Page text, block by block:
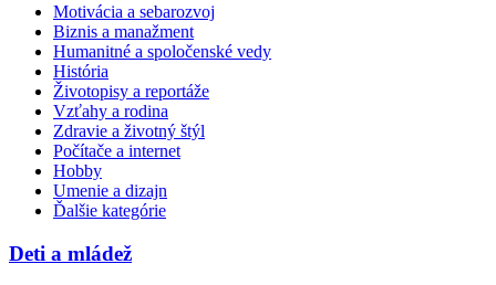
Motivácia a sebarozvoj
Biznis a manažment
Humanitné a spoločenské vedy
História
Životopisy a reportáže
Vzťahy a rodina
Zdravie a životný štýl
Počítače a internet
Hobby
Umenie a dizajn
Ďalšie kategórie
Deti a mládež